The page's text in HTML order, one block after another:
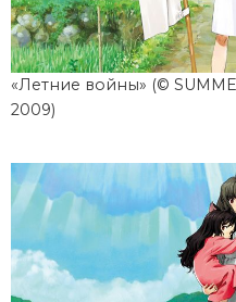
«Летние войны» (©
2009)